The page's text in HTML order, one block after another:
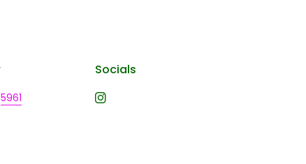
5961
Socials